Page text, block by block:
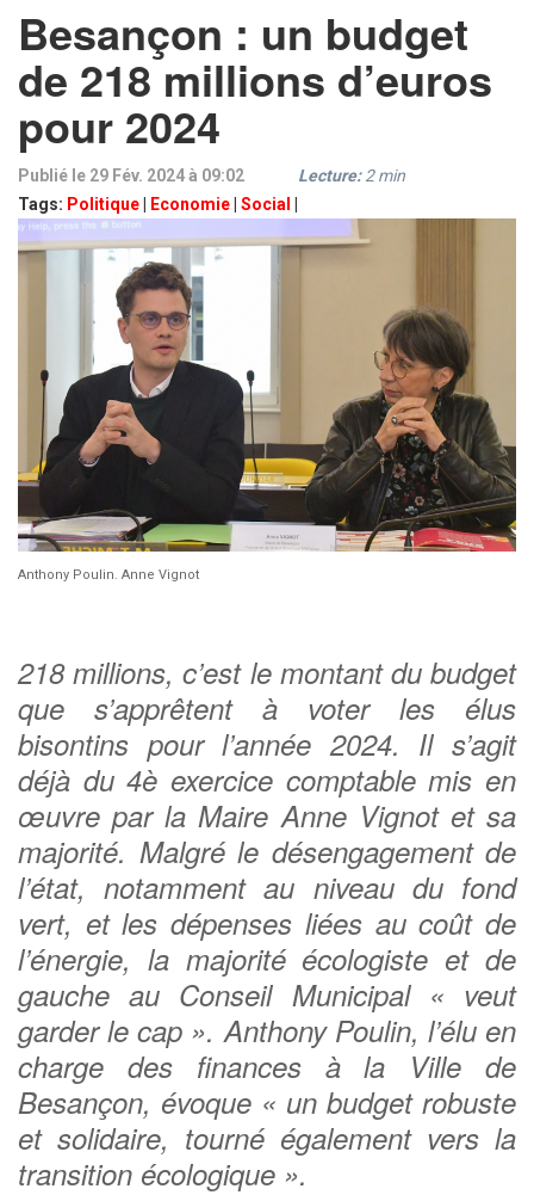
Besançon : un budget
de 218 millions d’euros
pour 2024
Publié le 29 Fév. 2024 à 09:02
Tags: Politique Economie Social
Lecture: 2min
Anthony Poulin. Anne Vignot
218 millions, c’est le montant du budget
que s’apprêtent à voter les élus
bisontins pour l’année 2024. Il s’agit
déjà du 4è exercice comptable mis en
œuvre par la Maire Anne Vignot et sa
majorité. Malgré le désengagement de
l’état, notamment au niveau du fond
vert, et les dépenses liées au coût de
l’énergie, la majorité écologiste et de
gauche au Conseil Municipal « veut
garder le cap ». Anthony Poulin, l’élu en
charge des finances à la Ville de
Besançon, évoque « un budget robuste
et solidaire, tourné également vers la
transition écologique ».